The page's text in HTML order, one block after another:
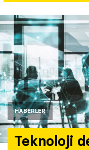
HABERLER
Teknoloji
Araştırma